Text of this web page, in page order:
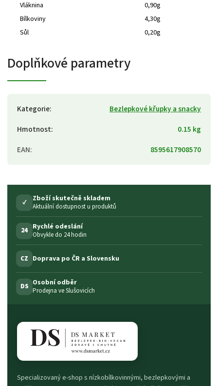
Vláknina
0,90g
Bílkoviny
4,30g
Sůl
0,20g
Doplňkové parametry
Kategorie:
Bezlepkové křupky a snacky
Hmotnost:
0.15 kg
EAN: 8595617908570
✓ Zboží skutečně skladem
Aktuální dostupnost u produktů
24 Rychlé odeslání
Obvykle do 24 hodin
CZ Doprava po ČR a Slovensku
DS Osobní odběr
Prodejna ve Slušovicích
Specializovaný e-shop s nízkobílkovinnými, bezlepkovými a